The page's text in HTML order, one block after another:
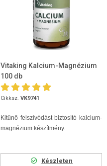
Vitaking Kalcium-Magnézium
100 db
Cikksz. VK9741
Kitűnő felszívódást biztosító kalcium-
magnézium készítmény.
Készleten